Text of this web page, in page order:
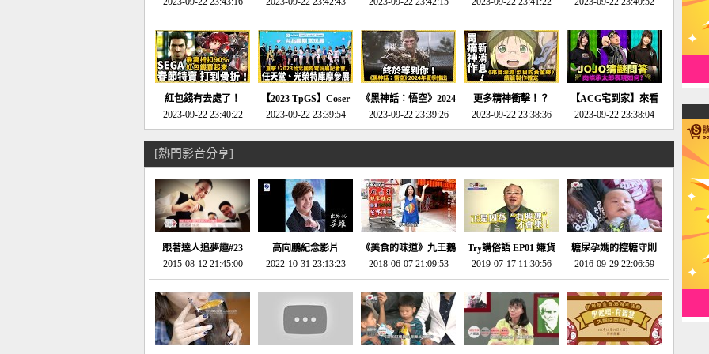
天平》介紹！-電玩宅
速配20230126
回「石村號」的恐懼體
驗-電玩宅速配
20230125
版」!!!今年就能玩到!!-
電玩宅速配20230124
動作角色扮演遊戲！-
電玩宅速配20230123
第一名早就決定了，封
面圖直接雷你!-電玩宅
速配20230120
紅包錢有去處了！
SEGA春節特賣 超過85
款遊戲打到骨折-電玩
宅速配20230119
2023-09-22 23:40:22
【2023 TpGS】Coser
和Show Girl搶先看！
直擊展前記者會-電玩
2023-09-22 23:39:54
《黑神話：悟空》2024
年夏季推出！確定不會
延期齁？-電玩宅速配
2023-09-22 23:39:26
更多精神衝擊！？
《來自深淵 烈日的黃
金鄉》續篇動畫確定
2023-09-22 23:38:36
【ACG宅到家】來看
就抽周邊！《JOJO的
奇妙冒險》問答大挑戰
年特展 feat 蕎羽 、櫻
花
2023-09-22 23:38:04
[熱門影音分享]
跟著達人追夢趣#23
promo-我想開間咖啡
館(謝佳凌)
2015-08-12 21:45:00
高向鵬紀念影片
2022-10-31 23:13:23
《美食的味道》九王鵝
肉
2018-06-07 21:09:53
Try講俗語 EP01 嫌貨
才是買貨人
2019-07-17 11:30:56
糖尿孕媽的控糖守則
2016-09-29 22:06:59